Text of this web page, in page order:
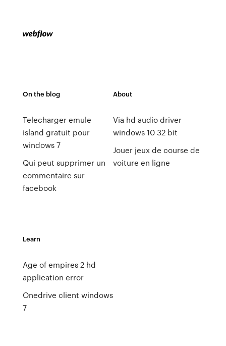
On the blog
Telecharger emule
island gratuit pour
windows 7
Qui peut supprimer un
commentaire sur
facebook
About
Via hd audio driver
windows 10 32 bit
Jouer jeux de course de
voiture en ligne
Learn
Age of empires 2 hd
application error
Onedrive client windows
7